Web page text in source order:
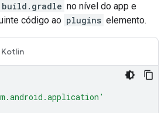
build.gradle no nível do app e
código ao plugins elemento.
Kotlin